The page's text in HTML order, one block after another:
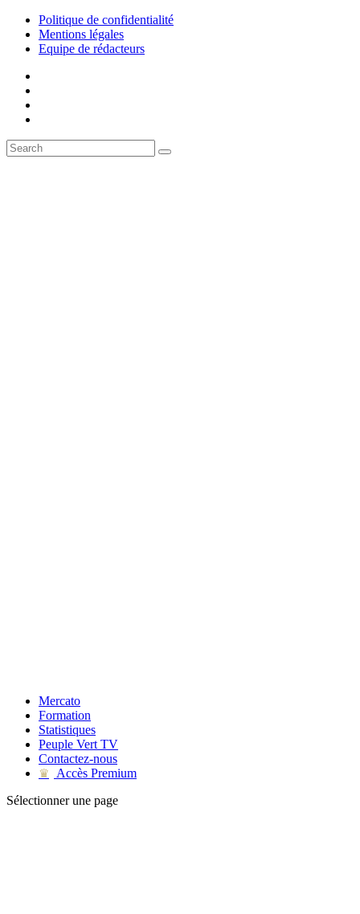
Politique de confidentialité
Mentions légales
Equipe de rédacteurs
Mercato
Formation
Statistiques
Peuple Vert TV
Contactez-nous
♛
Accès Premium
Sélectionner une page